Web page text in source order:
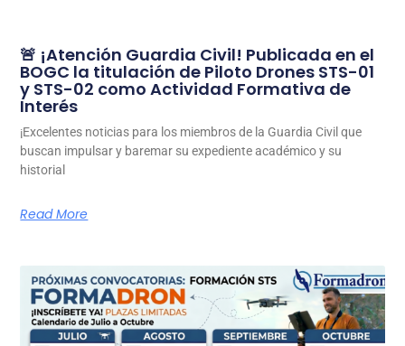
🚨 ¡Atención Guardia Civil! Publicada en el
BOGC la titulación de Piloto Drones STS-01
y STS-02 como Actividad Formativa de
Interés
¡Excelentes noticias para los miembros de la Guardia Civil que
buscan impulsar y baremar su expediente académico y su
historial
Read More